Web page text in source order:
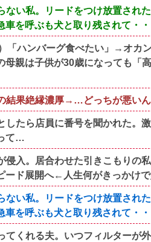
ない私。リードをつけ放置され
を呼ぶも犬と取り残されて・・
「ハンバーグ食べたい」→オカ
母親は子供が30歳になっても「
結果絶縁濃厚→…どっちが悪い
したら店員に番号を聞かれた。
て…
侵入。居合わせた引きこもり
ード展開へ←人生何がきっかけ
ない私。リードをつけ放置され
を呼ぶも犬と取り残されて・・
てくれる夫。いつフィルターが